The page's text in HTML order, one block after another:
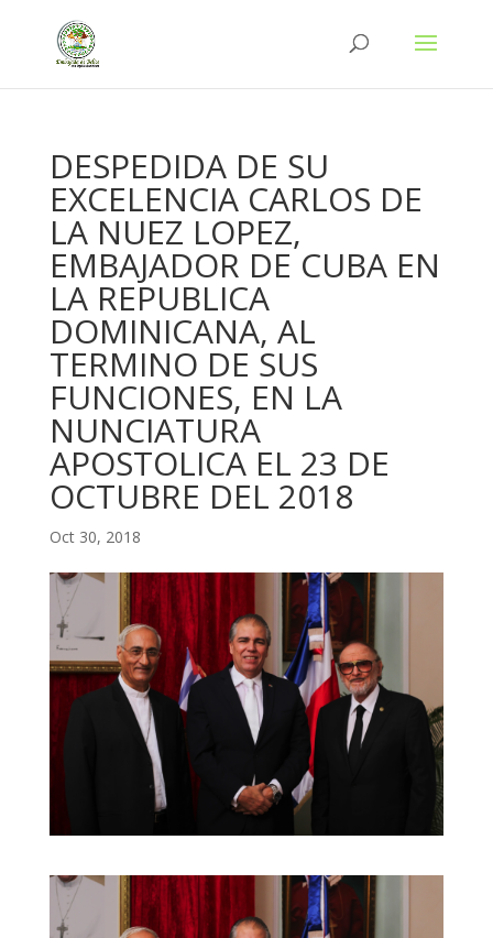
DESPEDIDA DE SU
EXCELENCIA CARLOS DE
LA NUEZ LOPEZ,
EMBAJADOR DE CUBA EN
LA REPUBLICA
DOMINICANA, AL
TERMINO DE SUS
FUNCIONES, EN LA
NUNCIATURA
APOSTOLICA EL 23 DE
OCTUBRE DEL 2018
Oct 30, 2018